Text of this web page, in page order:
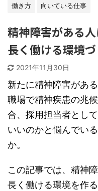
働き方 向いている仕事
精神障害がある
長く働ける環境
2021年11月30日
新たに精神障害があ
職場で精神疾患の兆
合、採用担当者とし
いいのかと悩んでい
か。
この記事では、精神
長く働ける環境を作